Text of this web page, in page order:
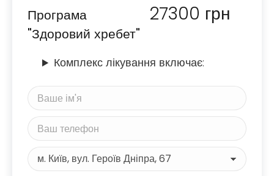
Програма
"Здоровий хребет"
27300 грн
Комплекс лікування включає: